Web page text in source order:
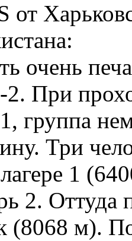
от
очень
При
группа
Три
1
2. Оттуда
м).